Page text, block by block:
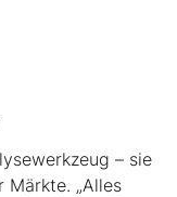
– sie
Märkte. „Alles